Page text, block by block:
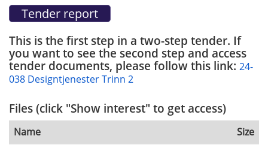
This is the first step in a two-step tender. If
you want to see the second step and access
tender documents, please follow this link: 24-
038 Designtjenester Trinn 2
Files (click "Show interest" to get access)
Name
Size